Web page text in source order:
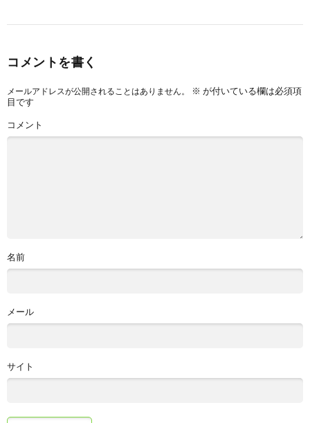
コメントを書く
メールアドレスが公開されることはありません。 ※ が付いている欄は必須項
目です
コメント
名前
メール
サイト